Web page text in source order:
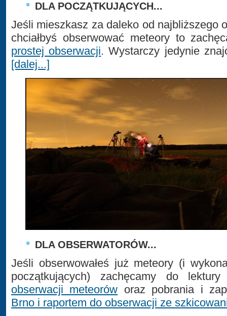
DLA POCZĄTKUJĄCYCH...
Jeśli mieszkasz za daleko od najbliższego
chciałbyś obserwować meteory to
prostej obserwacji. Wystarczy jedynie
[dalej...]
DLA OBSERWATORÓW...
Jeśli obserwowałeś już meteory (i
początkujących) zachęcamy do
obserwacji meteorów oraz pobrania i
Brno i raportem do obserwacji ze